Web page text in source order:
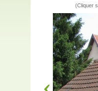
(Cliquer